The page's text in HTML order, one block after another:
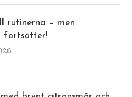
rutinerna – men
fortsätter!